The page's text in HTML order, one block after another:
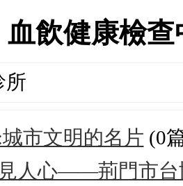
血飲健康檢
所
市文明的名片 (0
人心——荊門市台